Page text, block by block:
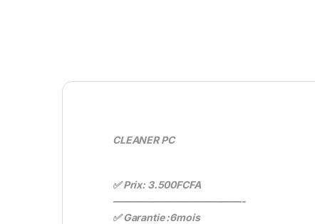
CLEANER PC
✅ Prix: 3.500FCFA
—————————————-
✅ Garantie :6mois